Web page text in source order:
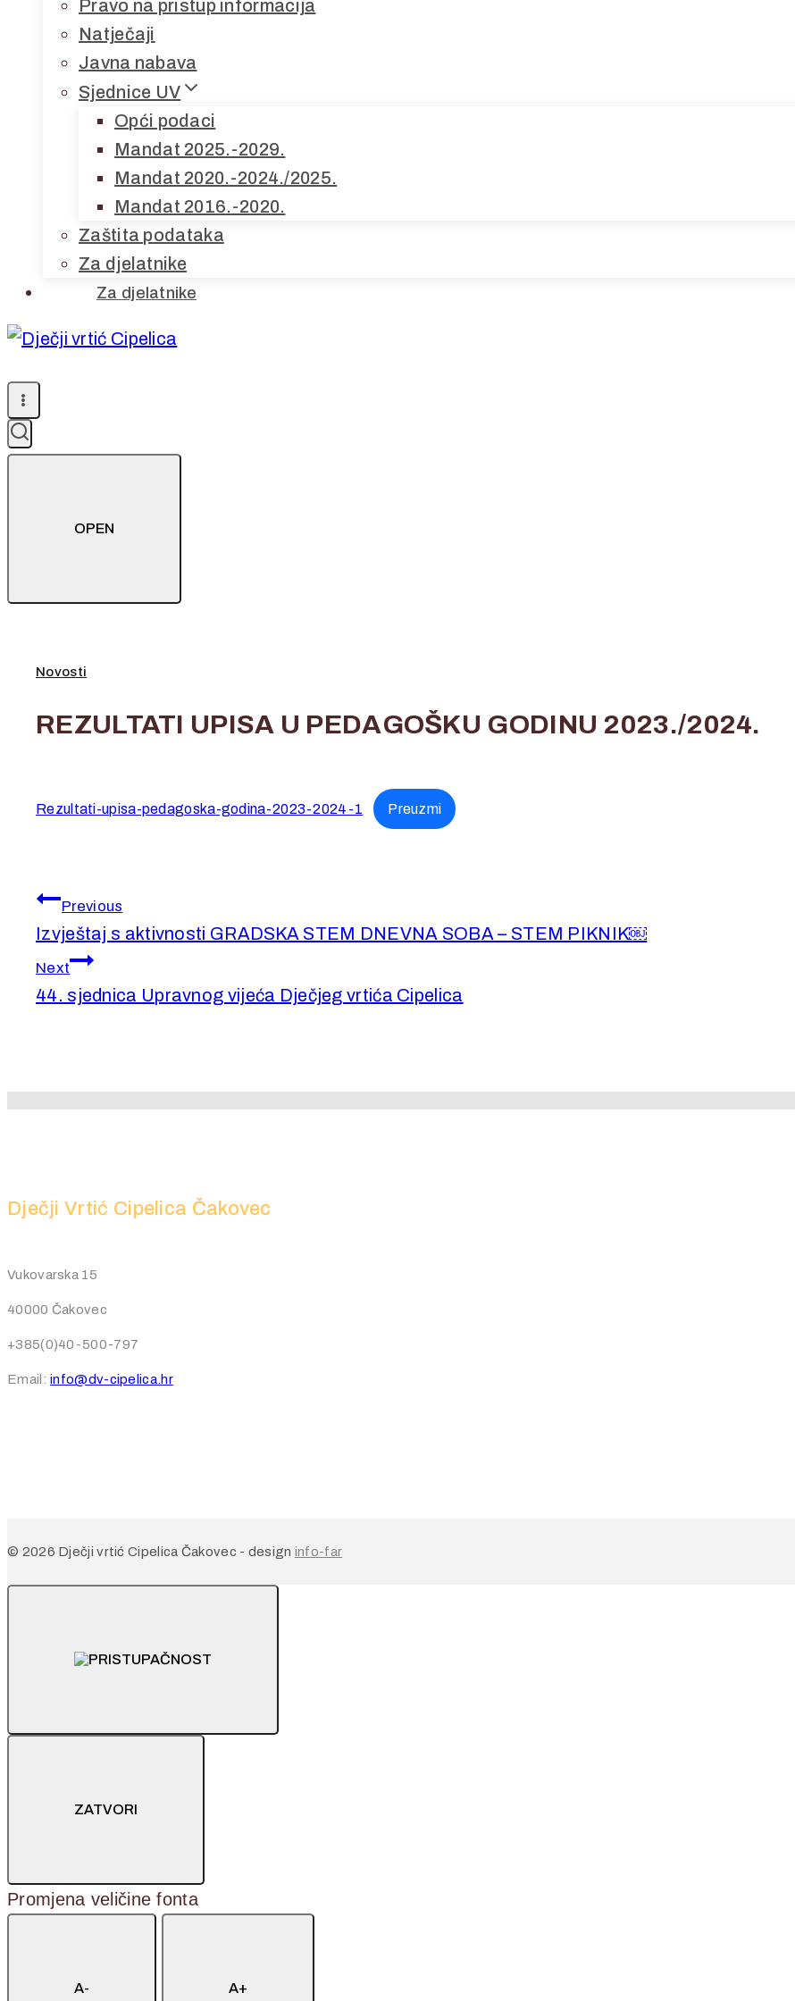
Pravo na pristup informacija
Natječaji
Javna nabava
Sjednice UV
Opći podaci
Mandat 2025.-2029.
Mandat 2020.-2024./2025.
Mandat 2016.-2020.
Zaštita podataka
Za djelatnike
Za djelatnike
OPEN
Novosti
REZULTATI UPISA U PEDAGOŠKU GODINU 2023./2024.
Rezultati-upisa-pedagoska-godina-2023-2024-1 Preuzmi
Navigacija
objava
Previous
Izvještaj s aktivnosti GRADSKA STEM DNEVNA SOBA – STEM PIKNIK￼
Next
44. sjednica Upravnog vijeća Dječjeg vrtića Cipelica
Dječji Vrtić Cipelica Čakovec
Vukovarska 15
40000 Čakovec
+385(0)40-500-797
Email:info@dv-cipelica.hr
© 2026 Dječji vrtić Cipelica Čakovec - design info-far
ZATVORI
Promjena veličine fonta
A- A+